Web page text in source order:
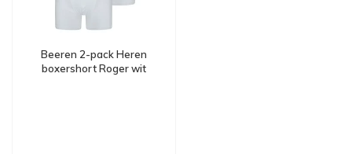
Beeren 2-pack Heren
boxershort Roger wit